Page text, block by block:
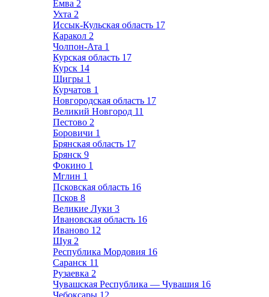
Емва 2
Ухта 2
Иссык-Кульская область 17
Каракол 2
Чолпон-Ата 1
Курская область 17
Курск 14
Щигры 1
Курчатов 1
Новгородская область 17
Великий Новгород 11
Пестово 2
Боровичи 1
Брянская область 17
Брянск 9
Фокино 1
Мглин 1
Псковская область 16
Псков 8
Великие Луки 3
Ивановская область 16
Иваново 12
Шуя 2
Республика Мордовия 16
Саранск 11
Рузаевка 2
Чувашская Республика — Чувашия 16
Чебоксары 12